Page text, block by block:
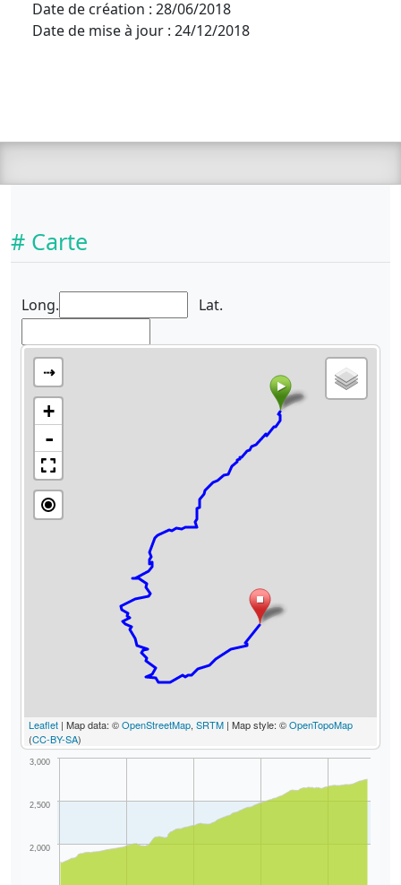
Date de création : 28/06/2018
Date de mise à jour : 24/12/2018
# Carte
Long. Lat.
⇢
+
-
Leaflet | Map data: ©OpenStreetMap, SRTM | Map style: ©OpenTopoMap
(CC-BY-SA)
2,000
2,500
3,000